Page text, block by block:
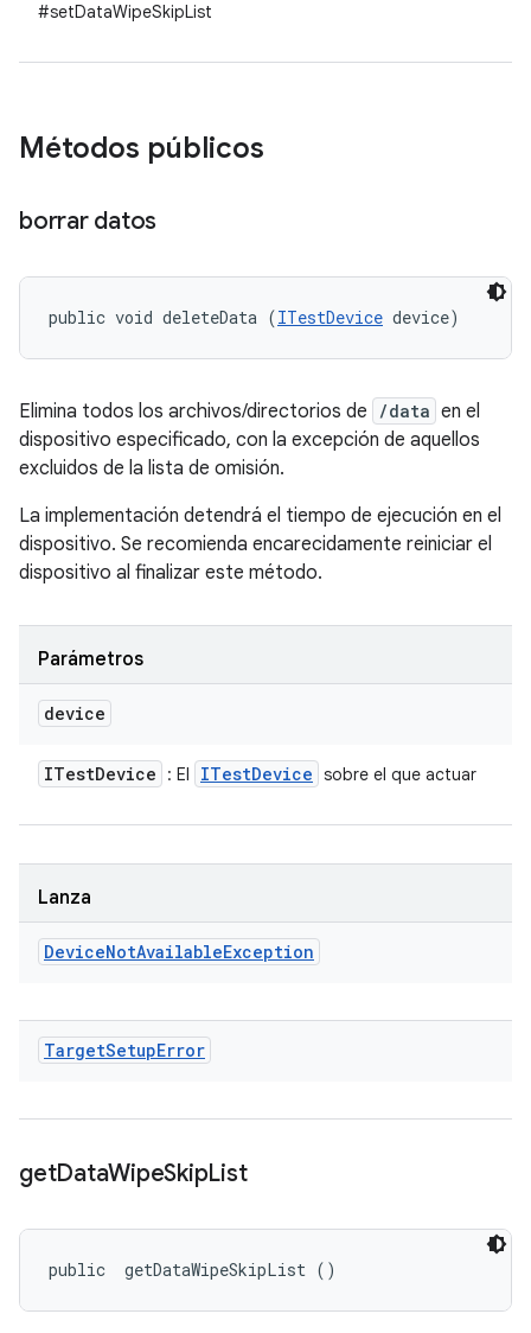
#setDataWipeSkipList
Métodos públicos
borrar datos
public void deleteData (ITestDevice device)
Elimina todos los archivos/directorios de /data en el
dispositivo especificado, con la excepción de aquellos
excluidos de la lista de omisión.
La implementación detendrá el tiempo de ejecución en el
dispositivo. Se recomienda encarecidamente reiniciar el
dispositivo al finalizar este método.
Parámetros
device
ITestDevice : El ITestDevice sobre el que actuar
Lanza
DeviceNotAvailableException
TargetSetupError
getDataWipeSkipList
public getDataWipeSkipList ()